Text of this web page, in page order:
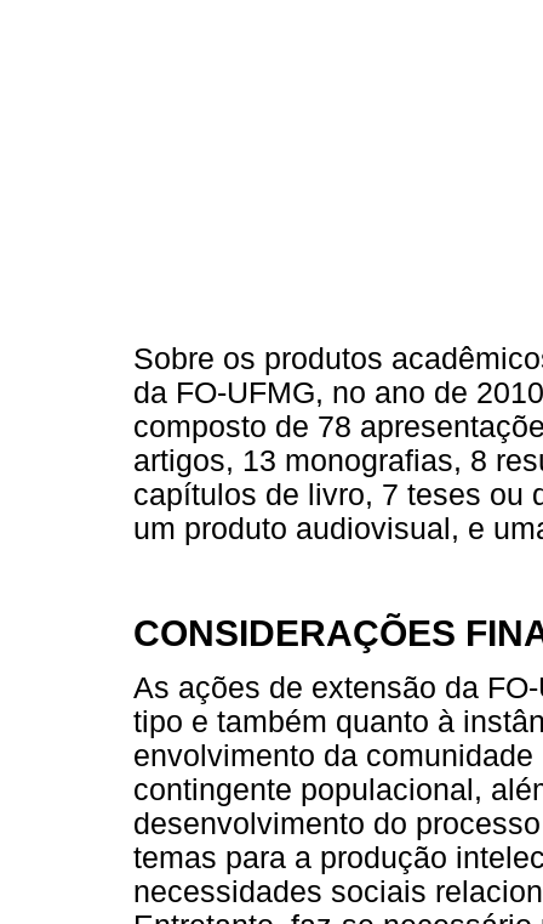
Sobre os produtos
da FO-UFMG, no ano de
composto de 78
artigos, 13 monografias, 8
capítulos de livro, 7 teses ou
um produto audiovisual, e
CONSIDERAÇÕES
As ações de extensão da
tipo e também quanto à
envolvimento da
contingente populacional,
desenvolvimento do
temas para a produção
necessidades sociais